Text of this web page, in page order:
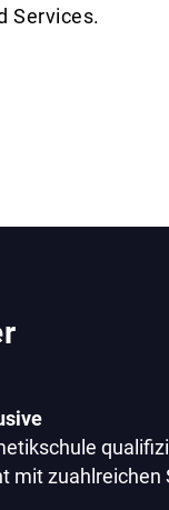
Services.
mit zuahlreichen